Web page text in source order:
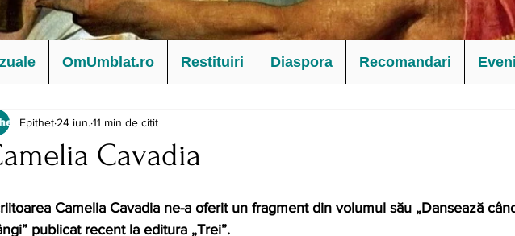
OmUmblat.ro Restituiri Diaspora Recomandari
Cavadia
Epithet 24 iun. 11 min de citit
Camelia Cavadia ne-a oferit un fragment din volumul său „Dansează
” publicat recent la editura „Trei”.